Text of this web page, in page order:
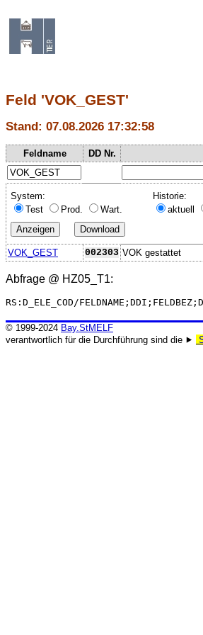
Feld 'VOK_GEST'
Stand: 07.08.2026 17:32:58
Feldname DD Nr.
System:
Test
Prod. Wart.
Historie:
aktuell
VOK_GEST 002303 VOK gestattet
Abfrage @ HZ05_T1:
RS:D_ELE_COD/
© 1999-2024 Bay.StMELF
verantwortlich für die Durchführung sind die ⯈